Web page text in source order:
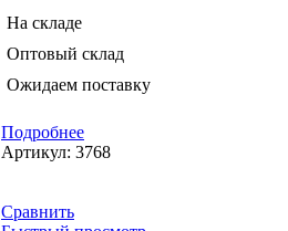
На складе
Оптовый склад
Ожидаем поставку
Подробнее
Артикул: 3768
Сравнить